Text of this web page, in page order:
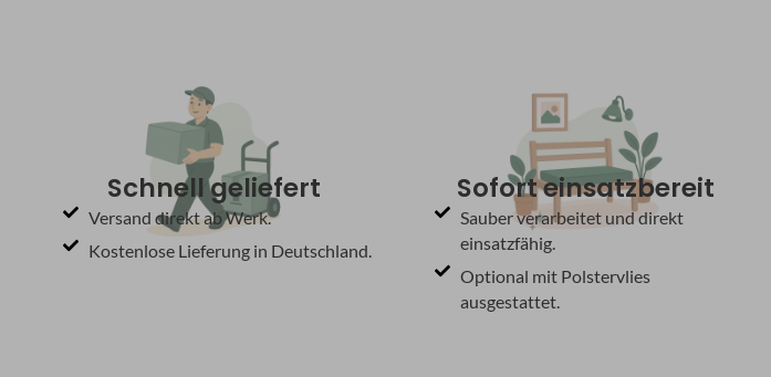
Schnell geliefert
Versand direkt ab Werk.
Kostenlose Lieferung in Deutschland.
Sofort einsatzbereit
Sauber verarbeitet und direkt
einsatzfähig.
Optional mit Polstervlies
ausgestattet.